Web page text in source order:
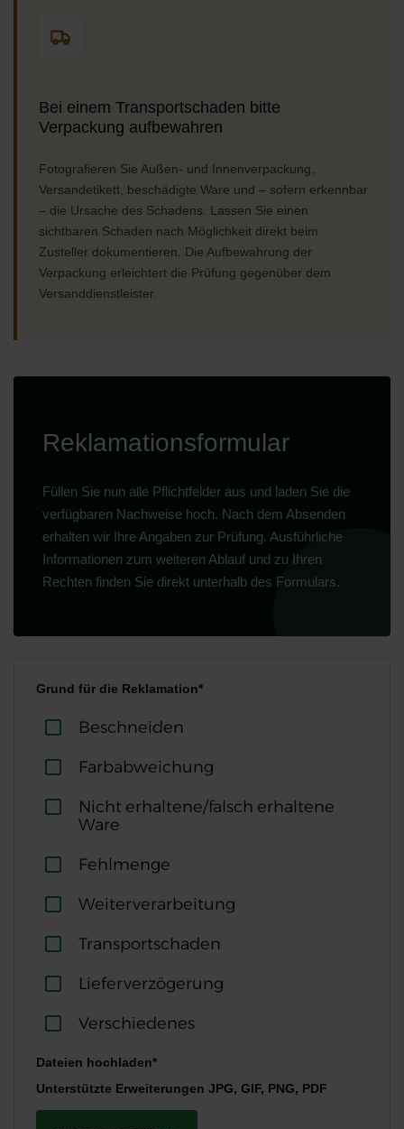
Bei einem Transportschaden bitte
Verpackung aufbewahren
Fotografieren Sie Außen- und Innenverpackung,
Versandetikett, beschädigte Ware und – sofern erkennbar
– die Ursache des Schadens. Lassen Sie einen
sichtbaren Schaden nach Möglichkeit direkt beim
Zusteller dokumentieren. Die Aufbewahrung der
Verpackung erleichtert die Prüfung gegenüber dem
Versanddienstleister.
Reklamationsformular
Füllen Sie nun alle Pflichtfelder aus und laden Sie die
verfügbaren Nachweise hoch. Nach dem Absenden
erhalten wir Ihre Angaben zur Prüfung. Ausführliche
Informationen zum weiteren Ablauf und zu Ihren
Rechten finden Sie direkt unterhalb des Formulars.
Grund für die Reklamation*
Beschneiden
Farbabweichung
Nicht erhaltene/falsch erhaltene
Ware
Fehlmenge
Weiterverarbeitung
Transportschaden
Lieferverzögerung
Verschiedenes
Dateien hochladen*
Unterstützte Erweiterungen JPG, GIF, PNG, PDF